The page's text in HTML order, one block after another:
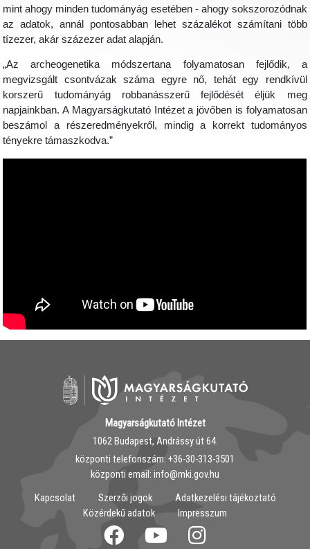
mint ahogy minden tudományág esetében - ahogy sokszorozódnak
az adatok, annál pontosabban lehet százalékot számítani több
tízezer, akár százezer adat alapján.
„Az archeogenetika módszertana folyamatosan fejlődik, a
megvizsgált csontvázak száma egyre nő, tehát egy rendkívül
korszerű tudományág robbanásszerű fejlődését éljük meg
napjainkban. A Magyarságkutató Intézet a jövőben is folyamatosan
beszámol a részeredményekről, mindig a korrekt tudományos
tényekre támaszkodva.”
Magyarságkutató Intézet
1062 Budapest, Andrássy út 64.
központi telefonszám: ‭+36-30-313-3501
központi email: info@mki.gov.hu
Kapcsolat
Szerzői jogok
Adatkezelési tájékoztató
Közérdekű adatok
Impresszum